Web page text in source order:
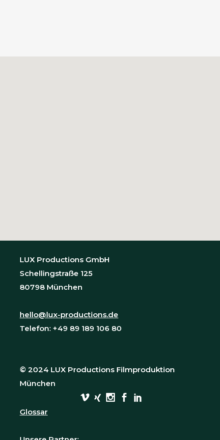
LUX Productions GmbH
Schellingstraße 125
80798 München
hello@lux-productions.de
Telefon: +49 89 189 106 80
© 2024 LUX Productions Filmproduktion
München
Glossar